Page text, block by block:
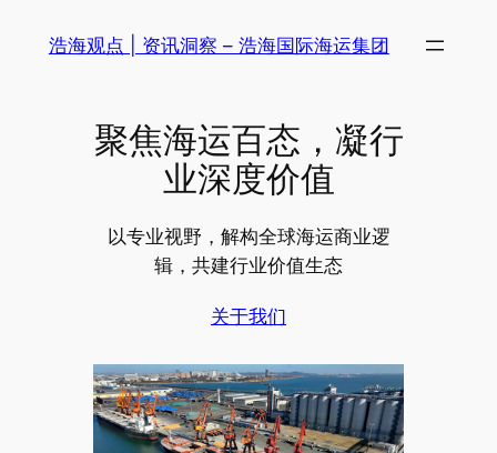
浩海观点 | 资讯洞察 – 浩海国际海运集团
聚焦海运百态，凝行
业深度价值
以专业视野，解构全球海运商业逻
辑，共建行业价值生态
关于我们